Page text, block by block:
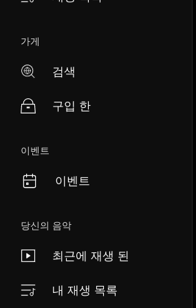
가게
검색
구입 한
이벤트
이벤트
당신의 음악
최근에 재생 된
내 재생 목록